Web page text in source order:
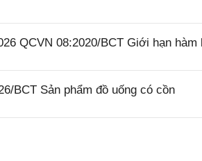
QCVN 08:2020/BCT Giới hạn
BCT Sản phẩm đồ uống có cồn